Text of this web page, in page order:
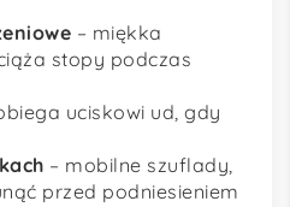
– miękka
stopy podczas
uciskowi ud, gdy
– mobilne szuflady,
przed podniesieniem